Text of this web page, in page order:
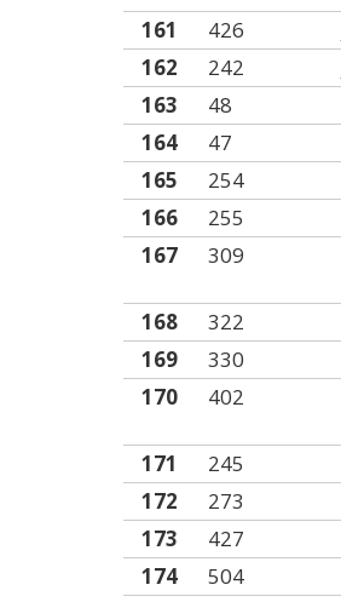
161 426
162
242
163
48
164
47
165
254
166
255
167
309
168 322
169
330
170
402
171 245
172
273
173
427
174
504